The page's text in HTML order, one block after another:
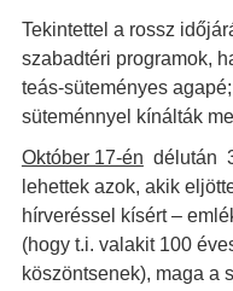
Tekintettel a rossz
szabadtéri programok,
teás-süteményes
süteménnyel kínálták
Október 17-én délután
lehettek azok, akik
hírveréssel kísért –
(hogy t.i. valakit 100
köszöntsenek), maga a